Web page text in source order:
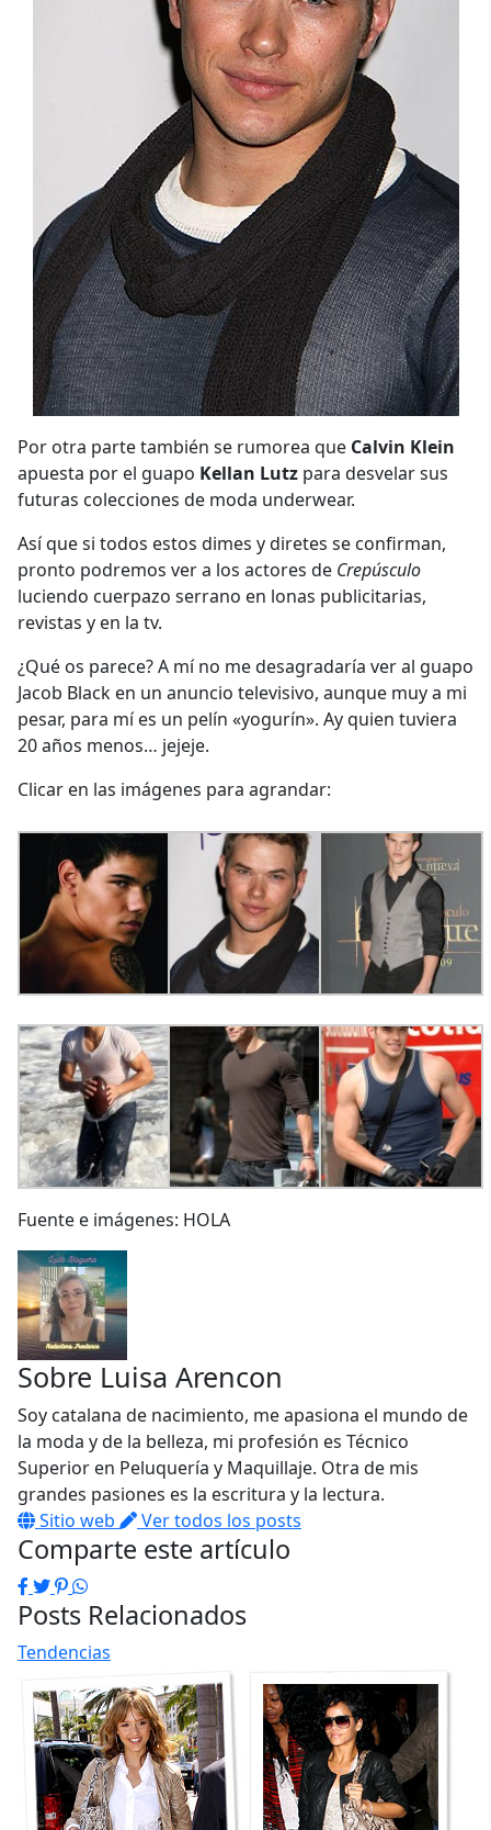
Por otra parte también se rumorea que Calvin Klein
apuesta por el guapo Kellan Lutz para desvelar sus
futuras colecciones de moda underwear.
Así que si todos estos dimes y diretes se confirman,
pronto podremos ver a los actores de Crepúsculo
luciendo cuerpazo serrano en lonas publicitarias,
revistas y en la tv.
¿Qué os parece? A mí no me desagradaría ver al guapo
Jacob Black en un anuncio televisivo, aunque muy a mi
pesar, para mí es un pelín «yogurín». Ay quien tuviera
20 años menos… jejeje.
Clicar en las imágenes para agrandar:
Fuente e imágenes: HOLA
Sobre Luisa Arencon
Soy catalana de nacimiento, me apasiona el mundo de
la moda y de la belleza, mi profesión es Técnico
Superior en Peluquería y Maquillaje. Otra de mis
grandes pasiones es la escritura y la lectura.
Sitio web
Ver todos los posts
Comparte este artículo
Facebook
Twitter
Pinterest
WhatsApp
Posts Relacionados
Tendencias